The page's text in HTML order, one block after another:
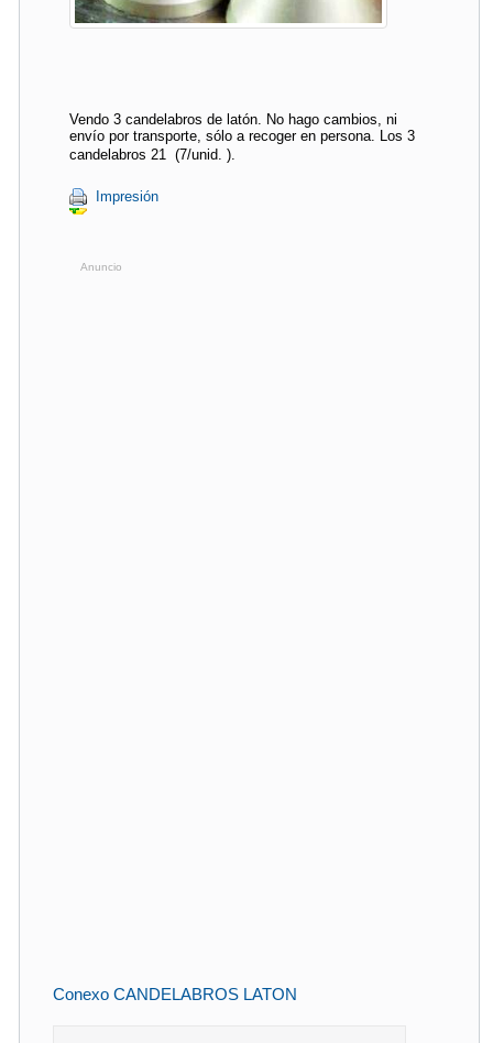
Vendo 3 candelabros de latón. No hago cambios, ni
envío por transporte, sólo a recoger en persona. Los 3
candelabros 21  (7/unid. ).
Impresión
Anuncio
Conexo CANDELABROS LATON